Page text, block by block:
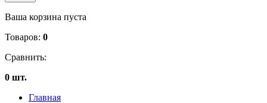
Ваша корзина пуста
Товаров: 0
Сравнить:
0 шт.
Главная